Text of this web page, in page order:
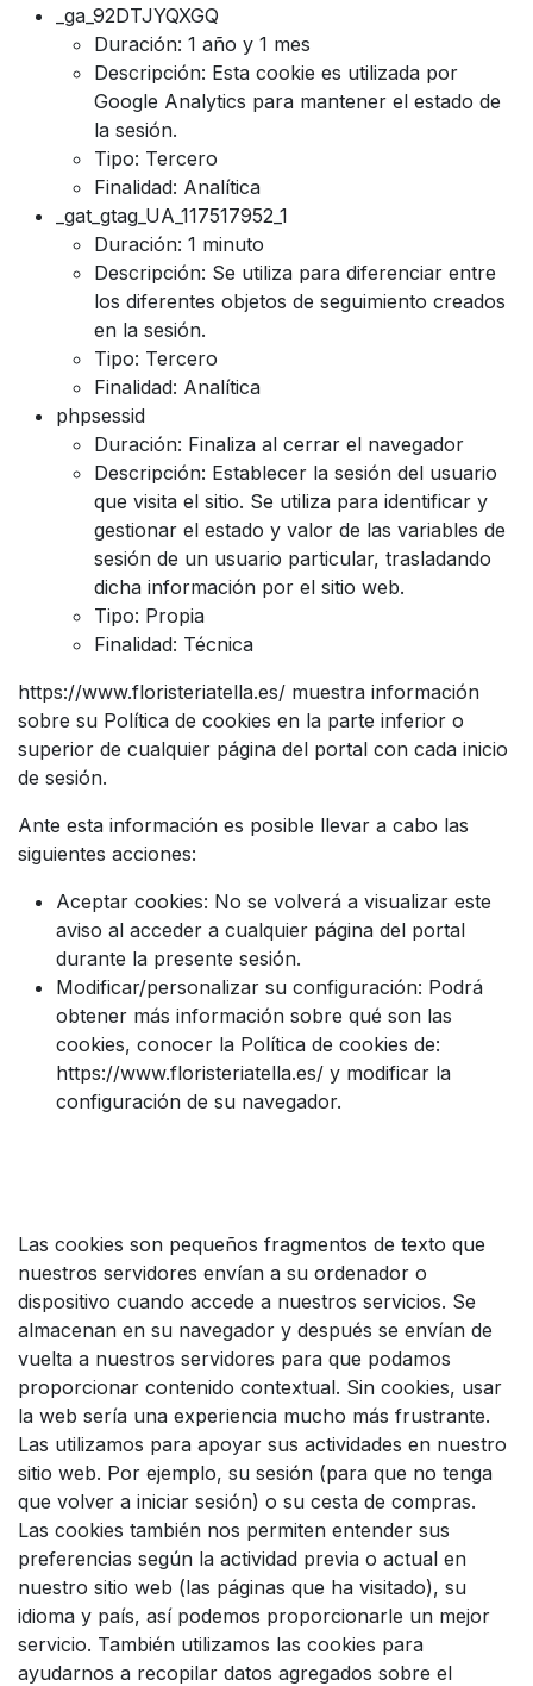
_ga_92DTJYQXGQ
Duración: 1 año y 1 mes
Descripción: Esta cookie es utilizada por
Google Analytics para mantener el estado de
la sesión.
Tipo: Tercero
Finalidad: Analítica
_gat_gtag_UA_117517952_1
Duración: 1 minuto
Descripción: Se utiliza para diferenciar entre
los diferentes objetos de seguimiento creados
en la sesión.
Tipo: Tercero
Finalidad: Analítica
phpsessid
Duración: Finaliza al cerrar el navegador
Descripción: Establecer la sesión del usuario
que visita el sitio. Se utiliza para identificar y
gestionar el estado y valor de las variables de
sesión de un usuario particular, trasladando
dicha información por el sitio web.
Tipo: Propia
Finalidad: Técnica
https://www.floristeriatella.es/ muestra información
sobre su Política de cookies en la parte inferior o
superior de cualquier página del portal con cada inicio
de sesión.
Ante esta información es posible llevar a cabo las
siguientes acciones:
Aceptar cookies: No se volverá a visualizar este
aviso al acceder a cualquier página del portal
durante la presente sesión.
Modificar/personalizar su configuración: Podrá
obtener más información sobre qué son las
cookies, conocer la Política de cookies de:
https://www.floristeriatella.es/ y modificar la
configuración de su navegador.
Las cookies son pequeños fragmentos de texto que
nuestros servidores envían a su ordenador o
dispositivo cuando accede a nuestros servicios. Se
almacenan en su navegador y después se envían de
vuelta a nuestros servidores para que podamos
proporcionar contenido contextual. Sin cookies, usar
la web sería una experiencia mucho más frustrante.
Las utilizamos para apoyar sus actividades en nuestro
sitio web. Por ejemplo, su sesión (para que no tenga
que volver a iniciar sesión) o su cesta de compras.
Las cookies también nos permiten entender sus
preferencias según la actividad previa o actual en
nuestro sitio web (las páginas que ha visitado), su
idioma y país, así podemos proporcionarle un mejor
servicio. También utilizamos las cookies para
ayudarnos a recopilar datos agregados sobre el